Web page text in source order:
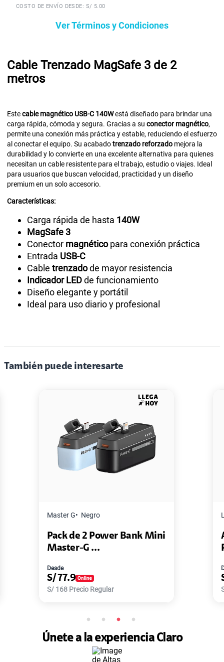
COSTO DE ENVÍO DESDE: S/ 5.00
Ver Términos y Condiciones
Cable Trenzado MagSafe 3 de 2
metros
Estecable magnético USB-C 140Westá diseñado para brindar una
carga rápida, cómoda y segura. Gracias a su conector magnético,
permite una conexión más práctica y estable, reduciendo el esfuerzo
al conectar el equipo. Su acabadotrenzado reforzado mejora la
durabilidad y lo convierte en una excelente alternativa para quienes
necesitan un cable resistente para el trabajo, estudio o viajes. Ideal
para usuarios que buscan velocidad, practicidad y un diseño
premium en un solo accesorio.
Características:
Carga rápida de hasta 140W
MagSafe 3
Conector magnéticopara conexión práctica
Entrada USB-C
Cable trenzadode mayor resistencia
Indicador LEDde funcionamiento
Diseño elegante y portátil
Ideal para uso diario y profesional
También puede interesarte
Bank Mini
Audífono Lenovo HE05X +
S/
Únete a la experiencia Claro